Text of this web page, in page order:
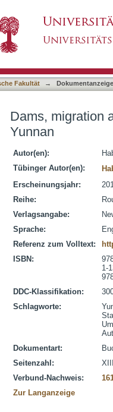
Fakultät → Dokumentanzeige
Dams, migration
Yunnan
Autor(en):
Tübinger Autor(en):
Erscheinungsjahr:
Reihe:
Verlagsangabe:
Sprache:
Referenz zum Volltext:
ISBN:
1-
DDC-Klassifikation:
Schlagworte:
Dokumentart:
Seitenzahl:
Verbund-Nachweis:
Zur Langanzeige